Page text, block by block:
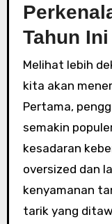
Tahun Ini
Melihat lebih
kita akan
Pertama,
semakin
kesadaran
oversized dan
kenyamanan
tarik yang